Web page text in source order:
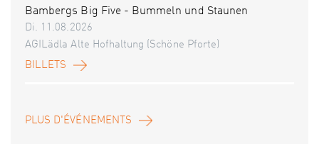
Bambergs Big Five - Bummeln und Staunen
Di. 11.08.2026
AGILädla Alte Hofhaltung (Schöne Pforte)
BILLETS
PLUS D'ÉVÉNEMENTS